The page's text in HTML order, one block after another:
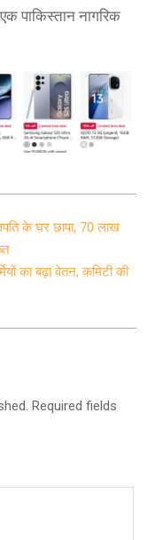
पाकिस्तान नागरिक
के घर छापा, 70 लाख
का बढ़ा वेतन, कमिटी की
Required fields